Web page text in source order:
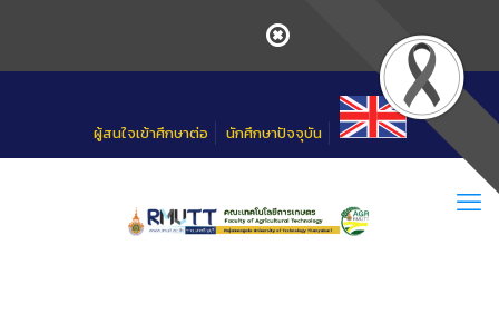
ผู้สนใจเข้าศึกษาต่อ นักศึกษาปัจจุบัน